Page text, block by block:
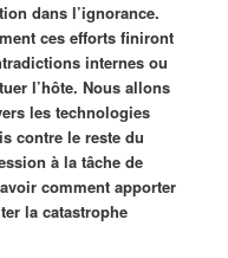
dans l’ignorance.
ces efforts finiront
internes ou
l’hôte. Nous allons
les technologies
contre le reste du
à la tâche de
comment apporter
la catastrophe